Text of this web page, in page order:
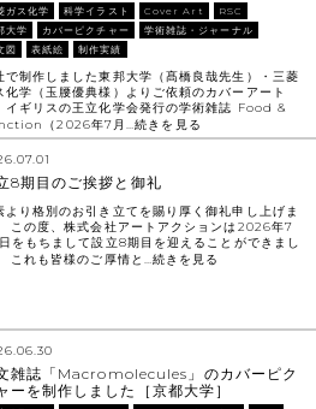
ガス化学 科学イラスト Cover Art
RSC
大学
カバーピクチャー
学術雑誌・ジャーナル
図
表紙絵 制作実績
で制作しました東邦大学（髙橋良哉先生）・三菱
化学（玉腰優典様）よりご依頼のカバーアート
イギリスの王立化学会発行の学術雑誌 Food &
（2026年7月…続きを見る
8期目のご挨拶と御礼
より格別のお引き立てを賜り厚く御礼申し上げま
この度、株式会社アートアクションは2026年7
をもちまして設立8期目を迎えることができまし
これも皆様のご厚情と…続きを見る
雑誌「Macromolecules」のカバーピク
ーを制作しました［京都大学］